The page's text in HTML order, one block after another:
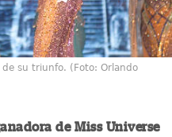
su triunfo. (Foto: Orlando
de Miss Universe